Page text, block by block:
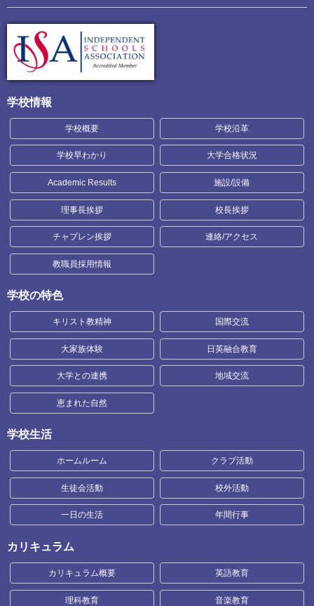
学校情報
学校概要 学校沿革
学校早わかり 大学合格状況
Academic Results 施設/設備
理事長挨拶 校長挨拶
チャプレン挨拶 連絡/アクセス
教職員採用情報
学校の特色
キリスト教精神 国際交流
大家族体験 日英融合教育
大学との連携 地域交流
恵まれた自然
学校生活
ホームルーム クラブ活動
生徒会活動 校外活動
一日の生活 年間行事
カリキュラム
カリキュラム概要 英語教育
理科教育 音楽教育